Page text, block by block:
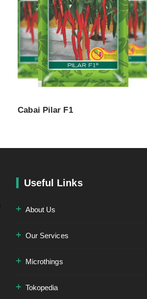
Cabai Pilar F1
Useful Links
About Us
Our Services
Microthings
Tokopedia